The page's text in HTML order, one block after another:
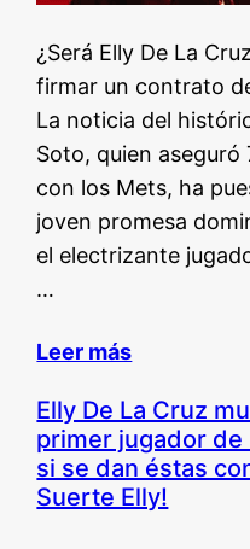
¿Será Elly De La
firmar un contrato
La noticia del
Soto, quien aseguró
con los Mets, ha
joven promesa
el electrizante
…
Leer más
Elly De La Cruz
primer jugador de
si se dan éstas
Suerte Elly!